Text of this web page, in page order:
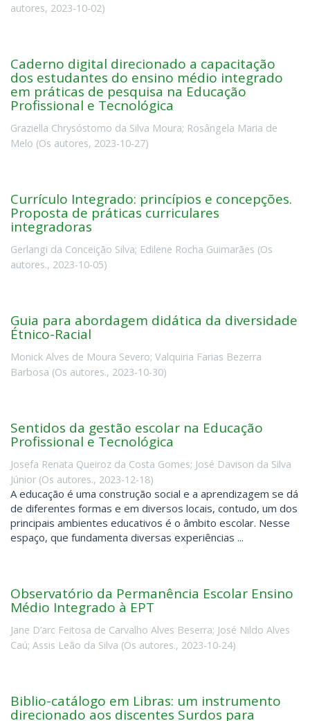
autores, 2023-10-02)
Caderno digital direcionado a capacitação
dos estudantes do ensino médio integrado
em práticas de pesquisa na Educação
Profissional e Tecnológica
Graziella Chrysóstomo da Silva Moura; Rosângela Maria de
Melo (Os autores, 2023-10-27)
Currículo Integrado: princípios e concepções.
Proposta de práticas curriculares
integradoras
Gerlangi da Conceição Silva; Edilene Rocha Guimarães (Os
autores., 2023-10-05)
Guia para abordagem didática da diversidade
Étnico-Racial
Monick Alves de Moura Severo; Valquiria Farias Bezerra
Barbosa (Os autores., 2023-10-30)
Sentidos da gestão escolar na Educação
Profissional e Tecnológica
Josefa Renata Queiroz da Costa Gomes; José Davison da Silva
Júnior (Os autores., 2023-12-18)
A educação é uma construção social e a aprendizagem se dá
de diferentes formas e em diversos locais, contudo, um dos
principais ambientes educativos é o âmbito escolar. Nesse
espaço, que fundamenta diversas experiências ...
Observatório da Permanência Escolar Ensino
Médio Integrado à EPT
Jane D’arc Feitosa de Carvalho Alves Beserra; José Nildo Alves
Caú; Assis Leão da Silva (Os autores., 2023-10-24)
Biblio-catálogo em Libras: um instrumento
direcionado aos discentes Surdos para